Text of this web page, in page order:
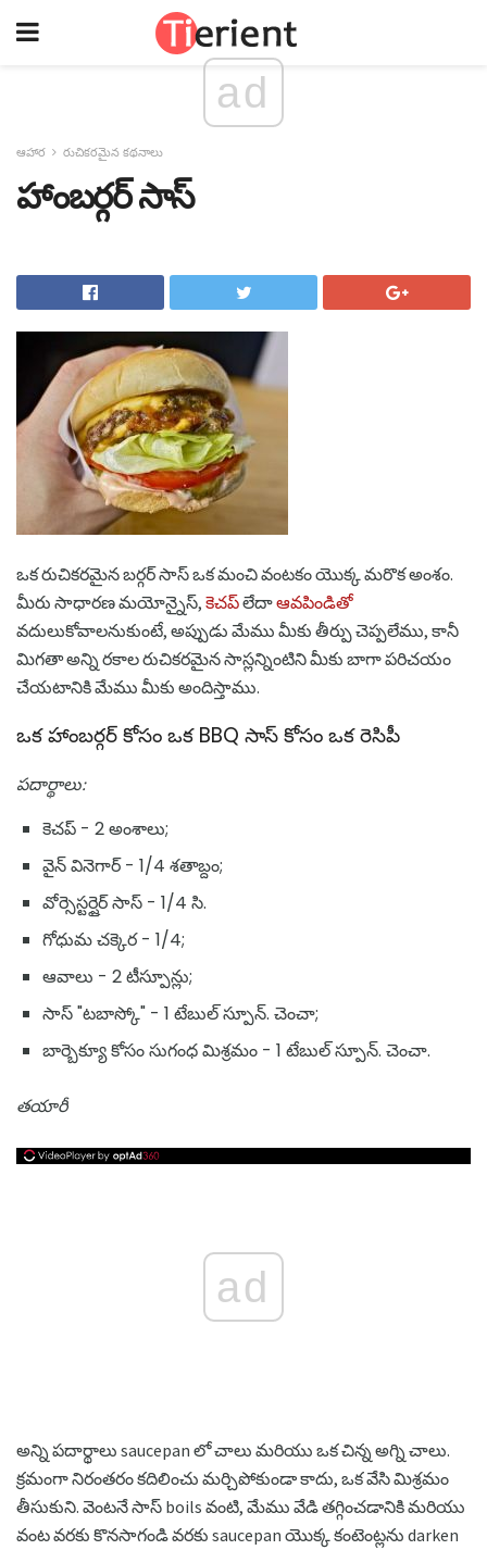
ad
ఆహార రుచికరమైన కథనాలు
హాంబర్గర్ సాస్
ఒక రుచికరమైన బర్గర్ సాస్ ఒక మంచి వంటకం యొక్క మరొక అంశం.
మీరు సాధారణ మయోన్నైస్, కెచప్లేదాఆవపిండితో
వదులుకోవాలనుకుంటే, అప్పుడు మేము మీకు తీర్పు చెప్పలేము, కానీ
మిగతా అన్ని రకాల రుచికరమైన సాస్లన్నింటిని మీకు బాగా పరిచయం
చేయటానికి మేము మీకు అందిస్తాము.
ఒక హాంబర్గర్ కోసం ఒక BBQ సాస్ కోసం ఒక రెసిపీ
పదార్థాలు:
కెచప్ - 2 అంశాలు;
వైన్ వినెగార్ - 1/4 శతాబ్దం;
వోర్సెస్టర్షైర్ సాస్ - 1/4 సి.
గోధుమ చక్కెర - 1/4;
ఆవాలు - 2 టీస్పూన్లు;
సాస్ "టబాస్కో" - 1 టేబుల్ స్పూన్. చెంచా;
బార్బెక్యూ కోసం సుగంధ మిశ్రమం - 1 టేబుల్ స్పూన్. చెంచా.
తయారీ
ad
అన్ని పదార్థాలు saucepan లో చాలు మరియు ఒక చిన్న అగ్ని చాలు.
క్రమంగా నిరంతరం కదిలించు మర్చిపోకుండా కాదు, ఒక వేసి మిశ్రమం
తీసుకుని. వెంటనే సాస్ boils వంటి, మేము వేడి తగ్గించడానికి మరియు
వంట వరకు కొనసాగండి వరకు saucepan యొక్క కంటెంట్లను darken